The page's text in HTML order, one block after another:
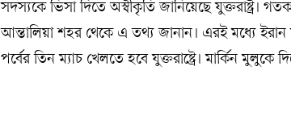
সদস্যকে ভিসা দিতে অস্বীকৃতি জানিয়েছে যুক্তরাষ্ট্র।
আন্তালিয়া শহর থেকে এ তথ্য জানান। এরই মধ্যে
পর্বের তিন ম্যাচ খেলতে হবে যুক্তরাষ্ট্রে। মার্কিন